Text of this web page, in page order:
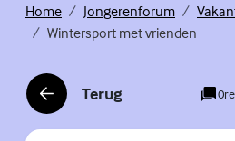
Home(Externe link)
Jongerenforum(Externe
Wintersport met vrienden
Terug
(Externe link) 0